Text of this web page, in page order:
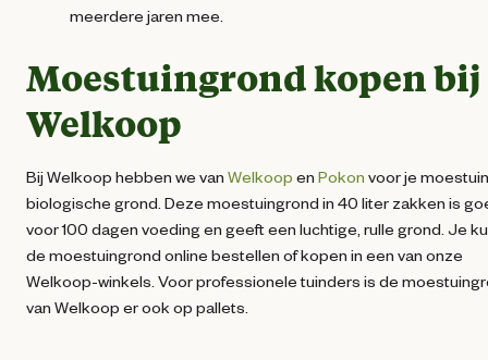
meerdere jaren mee.
Moestuingrond kopen bij
Welkoop
Bij Welkoop hebben we van Welkoop en Pokon voor je moestuin
biologische grond. Deze moestuingrond in 40 liter zakken is
voor 100 dagen voeding en geeft een luchtige, rulle grond. Je
de moestuingrond online bestellen of kopen in een van onze
Welkoop-winkels. Voor professionele tuinders is de
van Welkoop er ook op pallets.